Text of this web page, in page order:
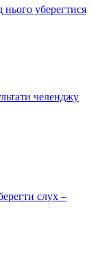
нього уберегтися
челенджу
слух –